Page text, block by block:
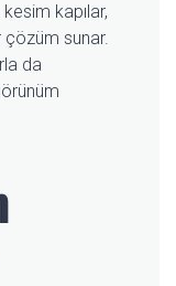
kapılar,
sunar.
da